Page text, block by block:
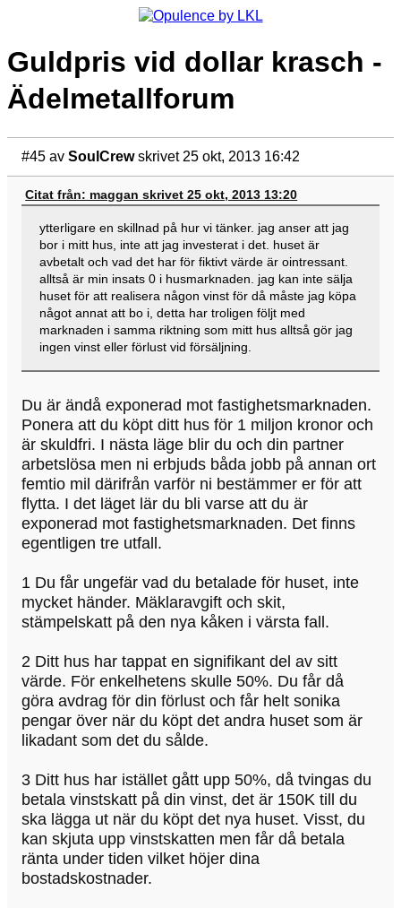
Guldpris vid dollar krasch -
Ädelmetallforum
#45 av SoulCrew skrivet 25 okt, 2013 16:42
Citat från: maggan skrivet 25 okt, 2013 13:20
ytterligare en skillnad på hur vi tänker. jag anser att jag
bor i mitt hus, inte att jag investerat i det. huset är
avbetalt och vad det har för fiktivt värde är ointressant.
alltså är min insats 0 i husmarknaden. jag kan inte sälja
huset för att realisera någon vinst för då måste jag köpa
något annat att bo i, detta har troligen följt med
marknaden i samma riktning som mitt hus alltså gör jag
ingen vinst eller förlust vid försäljning.
Du är ändå exponerad mot fastighetsmarknaden.
Ponera att du köpt ditt hus för 1 miljon kronor och
är skuldfri. I nästa läge blir du och din partner
arbetslösa men ni erbjuds båda jobb på annan ort
femtio mil därifrån varför ni bestämmer er för att
flytta. I det läget lär du bli varse att du är
exponerad mot fastighetsmarknaden. Det finns
egentligen tre utfall.
1 Du får ungefär vad du betalade för huset, inte
mycket händer. Mäklaravgift och skit,
stämpelskatt på den nya kåken i värsta fall.
2 Ditt hus har tappat en signifikant del av sitt
värde. För enkelhetens skulle 50%. Du får då
göra avdrag för din förlust och får helt sonika
pengar över när du köpt det andra huset som är
likadant som det du sålde.
3 Ditt hus har istället gått upp 50%, då tvingas du
betala vinstskatt på din vinst, det är 150K till du
ska lägga ut när du köpt det nya huset. Visst, du
kan skjuta upp vinstskatten men får då betala
ränta under tiden vilket höjer dina
bostadskostnader.